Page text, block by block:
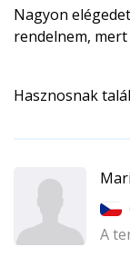
Nagyon
rendelnem,
Hasznosnak
A